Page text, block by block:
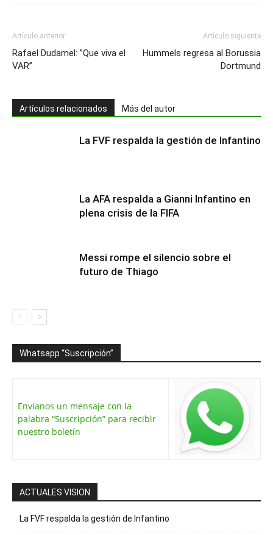
Artículo anterior
Rafael Dudamel: ”Que viva el
VAR”
Artículo siguiente
Hummels regresa al Borussia
Dortmund
Artículos relacionados Más del autor
La FVF respalda la gestión de Infantino
La AFA respalda a Gianni Infantino en
plena crisis de la FIFA
Messi rompe el silencio sobre el
futuro de Thiago
Whatsapp “Suscripción”
Envíanos un mensaje con la
palabra “Suscripción” para recibir
nuestro boletín
ACTUALES VISION
La FVF respalda la gestión de Infantino